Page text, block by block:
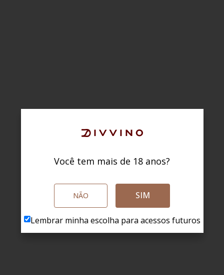
Você tem mais de 18 anos?
NÃO SIM
Lembrar minha escolha para acessos futuros